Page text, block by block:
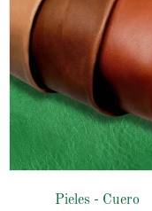
Pieles - Cuero